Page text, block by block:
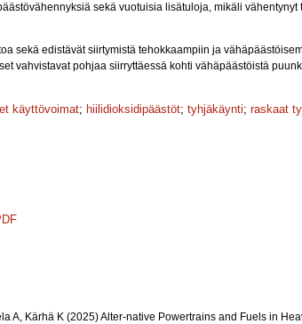
sekä vuotuisia lisätuloja, mikäli
sekä edistävät siirtymistä tehokkaampiin ja
vahvistavat pohjaa siirryttäessä kohti vähäpäästöistä
käyttövoimat; hiilidioksidipäästöt; tyhjäkäynti; raskaat
A, Kärhä K (2025) Alter-native Powertrains and Fuels in